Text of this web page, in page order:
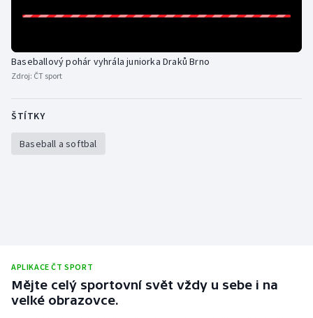
Jezdectví
Judo
Krasobruslení
Motorsport
Baseballový pohár vyhrála juniorka Draků Brno
Zdroj: ČT sport
ŠTÍTKY
Baseball a softbal
APLIKACE ČT SPORT
Mějte celý sportovní svět vždy u sebe i na
velké obrazovce.